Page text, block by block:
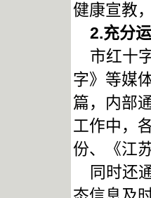
健康宣教
2.充分
市红十
字》等媒
篇，内部
工作中，
份、《江
同时还